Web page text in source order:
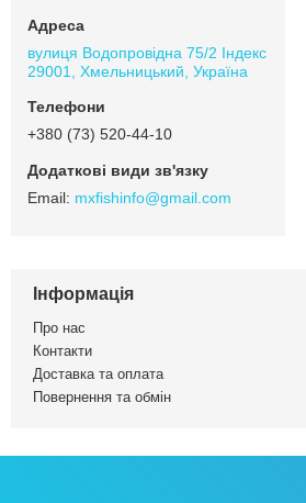
вулиця Водопровідна 75/2 Індекс
29001, Хмельницький, Україна
+380 (73) 520-44-10
mxfishinfo@gmail.com
Інформація
Про нас
Контакти
Доставка та оплата
Повернення та обмін